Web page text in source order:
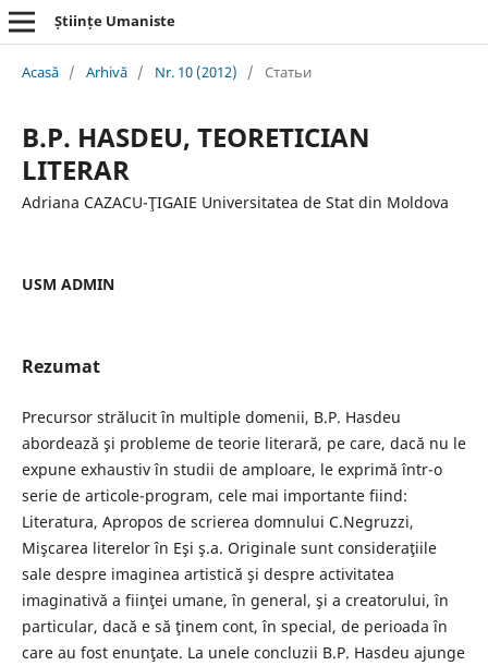
Științe Umaniste
Acasă / Arhivă / Nr. 10 (2012) / Статьи
B.P. HASDEU, TEORETICIAN
LITERAR
Adriana CAZACU-ŢIGAIE Universitatea de Stat din Moldova
USM ADMIN
Rezumat
Precursor strălucit în multiple domenii, B.P. Hasdeu
abordează şi probleme de teorie literară, pe care, dacă nu le
expune exhaustiv în studii de amploare, le exprimă într-o
serie de articole-program, cele mai importante fiind:
Literatura, Apropos de scrierea domnului C.Negruzzi,
Mişcarea literelor în Eşi ş.a. Originale sunt consideraţiile
sale despre imaginea artistică şi despre activitatea
imaginativă a fiinţei umane, în general, şi a creatorului, în
particular, dacă e să ţinem cont, în special, de perioada în
care au fost enunţate. La unele concluzii B.P. Hasdeu ajunge